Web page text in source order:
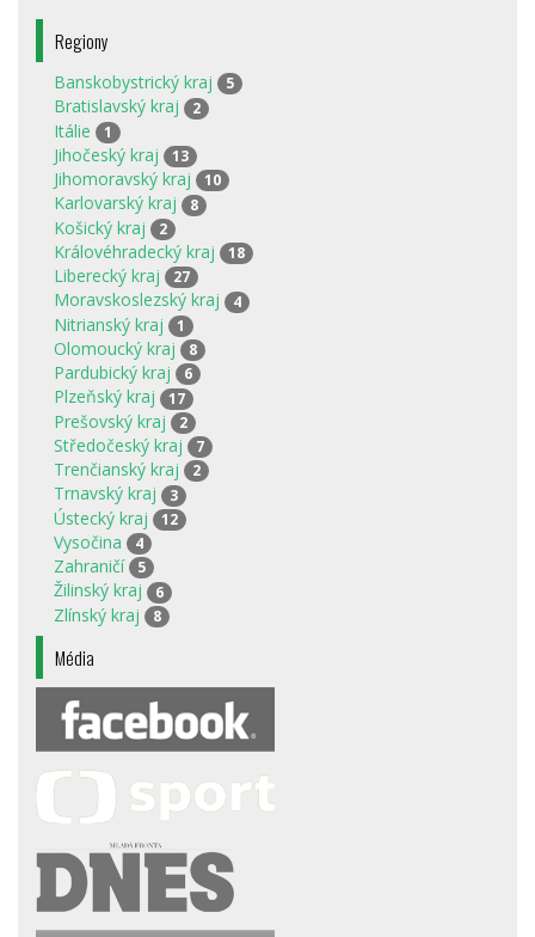
Regiony
Banskobystrický kraj 5
Bratislavský kraj 2
Itálie 1
Jihočeský kraj 13
Jihomoravský kraj 10
Karlovarský kraj 8
Košický kraj 2
Královéhradecký kraj 18
Liberecký kraj 27
Moravskoslezský kraj 4
Nitrianský kraj 1
Olomoucký kraj 8
Pardubický kraj 6
Plzeňský kraj 17
Prešovský kraj 2
Středočeský kraj 7
Trenčianský kraj 2
Trnavský kraj 3
Ústecký kraj 12
Vysočina 4
Zahraničí 5
Žilinský kraj 6
Zlínský kraj 8
Média